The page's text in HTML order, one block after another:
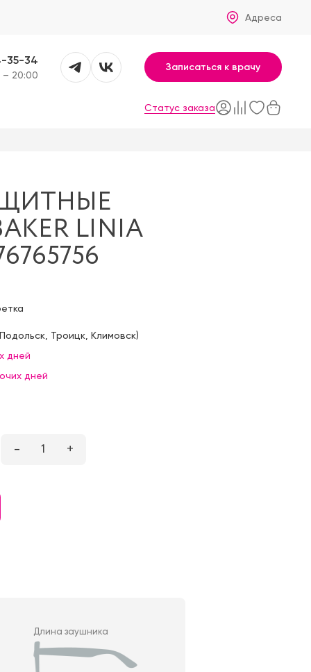
Адреса
35-34
20:00
Записаться к врачу
Статус заказа
LINIA
Подольск, Троицк, Климовск)
дней
дней
– 1 +
Длина заушника